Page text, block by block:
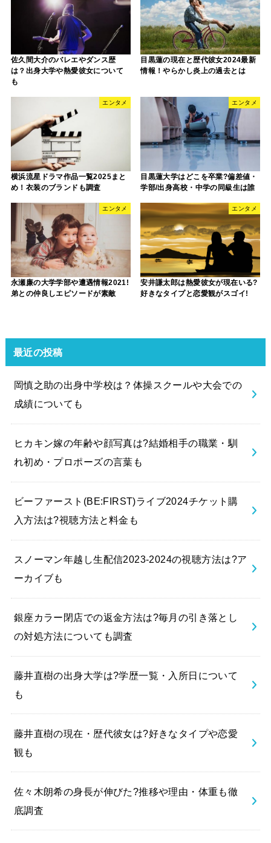
佐久間大介のバレエやダンス歴
は？出身大学や熱愛彼女について
も
目黒蓮の現在と歴代彼女2024最新
情報！やらかし炎上の過去とは
エンタメ
横浜流星ドラマ作品一覧2025まと
め！衣装のブランドも調査
エンタメ
目黒蓮大学はどこを卒業?偏差値・
学部/出身高校・中学の同級生は誰
エンタメ
永瀬廉の大学学部や遭遇情報2021!
弟との仲良しエピソードが素敵
エンタメ
安井謙太郎は熱愛彼女が現在いる?
好きなタイプと恋愛観がスゴイ!
最近の投稿
岡慎之助の出身中学校は？体操スクールや大会での
成績についても
ヒカキン嫁の年齢や顔写真は?結婚相手の職業・馴
れ初め・プロポーズの言葉も
ビーファースト(BE:FIRST)ライブ2024チケット購
入方法は?視聴方法と料金も
スノーマン年越し生配信2023-2024の視聴方法は?ア
ーカイブも
銀座カラー閉店での返金方法は?毎月の引き落とし
の対処方法についても調査
藤井直樹の出身大学は?学歴一覧・入所日について
も
藤井直樹の現在・歴代彼女は?好きなタイプや恋愛
観も
佐々木朗希の身長が伸びた?推移や理由・体重も徹
底調査